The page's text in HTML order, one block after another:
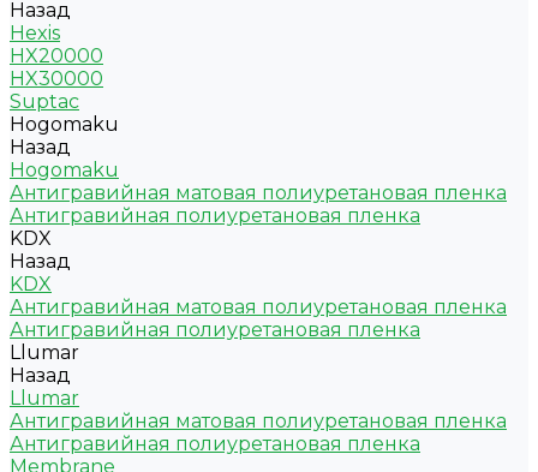
Назад
Hexis
HX20000
HX30000
Suptac
Hogomaku
Назад
Hogomaku
Антигравийная матовая полиуретановая пленка
Антигравийная полиуретановая пленка
KDX
Назад
KDX
Антигравийная матовая полиуретановая пленка
Антигравийная полиуретановая пленка
Llumar
Назад
Llumar
Антигравийная матовая полиуретановая пленка
Антигравийная полиуретановая пленка
Membrane